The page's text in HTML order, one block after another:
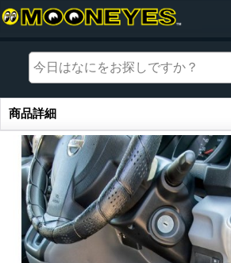
商品詳細
商品詳細